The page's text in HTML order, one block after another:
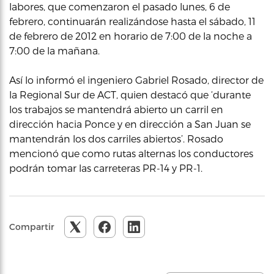
labores, que comenzaron el pasado lunes, 6 de
febrero, continuarán realizándose hasta el sábado, 11
de febrero de 2012 en horario de 7:00 de la noche a
7:00 de la mañana.
Así lo informó el ingeniero Gabriel Rosado, director de
la Regional Sur de ACT, quien destacó que ‘durante
los trabajos se mantendrá abierto un carril en
dirección hacia Ponce y en dirección a San Juan se
mantendrán los dos carriles abiertos’. Rosado
mencionó que como rutas alternas los conductores
podrán tomar las carreteras PR-14 y PR-1.
Compartir